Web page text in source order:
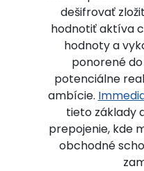
dešifrovať
hodnotiť aktíva
hodnoty a
ponorené
potenciálne
ambície.
tieto základy
prepojenie, kde
obchodné